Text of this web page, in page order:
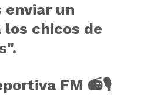
enviar un
los chicos de
FM 📻🎙